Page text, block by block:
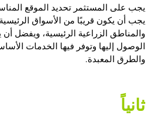
يجب على المستثمر تحديد الموقع
يجب أن يكون قريبًا من الأسواق الرئيسية
والمناطق الزراعية الرئيسية، ويفضل
الوصول إليها وتوفر فيها الخدمات
والطرق المعبدة.
ثانياً